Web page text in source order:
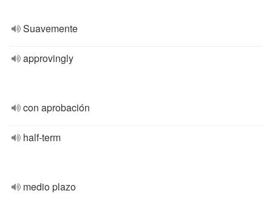
Suavemente
approvingly
con aprobación
half-term
medio plazo